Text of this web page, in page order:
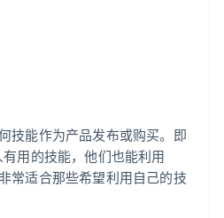
技能作为产品发布或购买。即
用的技能，他们也能利用
常适合那些希望利用自己的技